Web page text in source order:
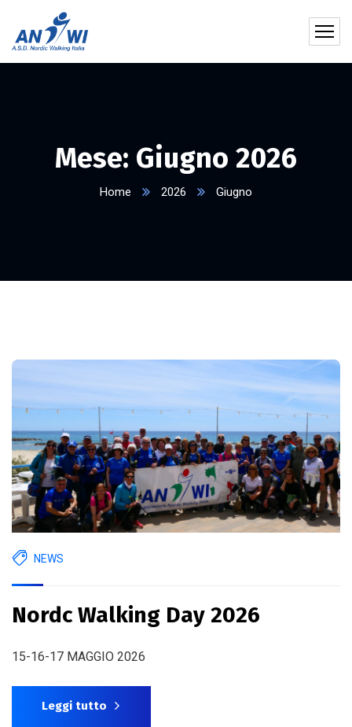
Mese: Giugno 2026
Home 2026 Giugno
NEWS
Nordc Walking Day 2026
15-16-17 MAGGIO 2026
Leggi tutto